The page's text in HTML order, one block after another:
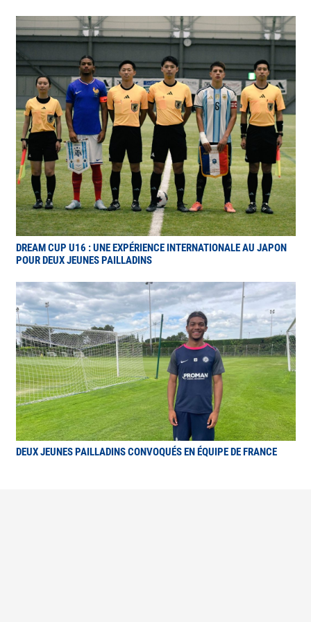
DREAM CUP U16 : UNE EXPÉRIENCE INTERNATIONALE AU JAPON
POUR DEUX JEUNES PAILLADINS
DEUX JEUNES PAILLADINS CONVOQUÉS EN ÉQUIPE DE FRANCE